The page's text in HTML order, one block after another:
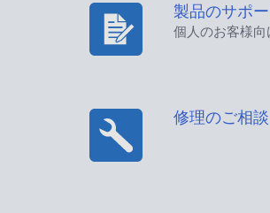
製品のサポ
個人のお客様
修理のご相談